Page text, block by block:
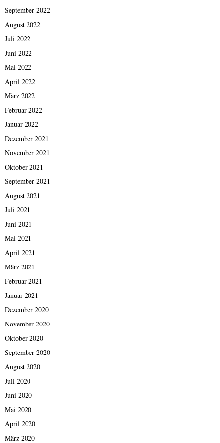
September 2022
August 2022
Juli 2022
Juni 2022
Mai 2022
April 2022
März 2022
Februar 2022
Januar 2022
Dezember 2021
November 2021
Oktober 2021
September 2021
August 2021
Juli 2021
Juni 2021
Mai 2021
April 2021
März 2021
Februar 2021
Januar 2021
Dezember 2020
November 2020
Oktober 2020
September 2020
August 2020
Juli 2020
Juni 2020
Mai 2020
April 2020
März 2020